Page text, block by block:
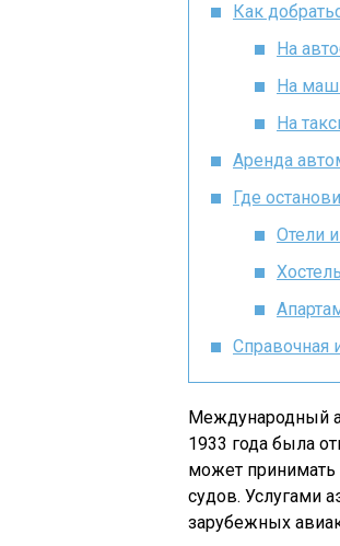
Как
На
На
На
Аренда
Где
Отели
Справочная
Международный
1933 года была
может принимать
судов. Услугами
зарубежных